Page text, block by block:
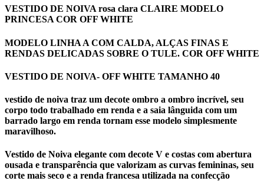
VESTIDO DE NOIVA rosa clara CLAIRE MODELO
PRINCESA COR OFF WHITE
MODELO LINHA A COM CALDA, ALÇAS FINAS E
RENDAS DELICADAS SOBRE O TULE. COR OFF WHITE
VESTIDO DE NOIVA- OFF WHITE TAMANHO 40
vestido de noiva traz um decote ombro a ombro incrível, seu
corpo todo trabalhado em renda e a saia lânguida com um
barrado largo em renda tornam esse modelo simplesmente
maravilhoso.
Vestido de Noiva elegante com decote V e costas com abertura
ousada e transparência que valorizam as curvas femininas, seu
corte mais seco e a renda francesa utilizada na confecção